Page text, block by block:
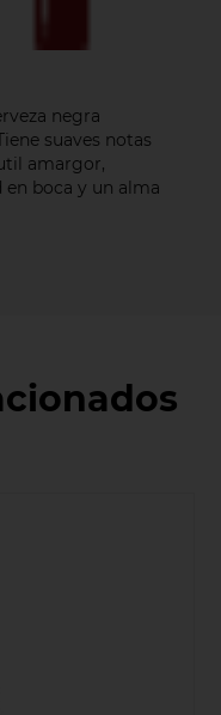
negra
suaves notas
amargor,
boca y un alma